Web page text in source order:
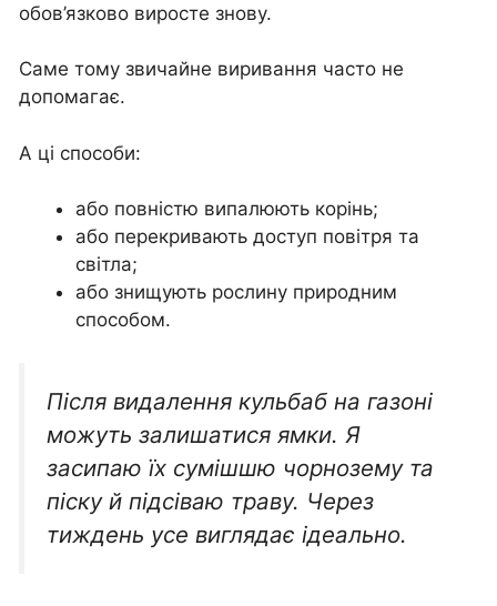
обов’язково виросте знову.
Саме тому звичайне виривання часто не
допомагає.
А ці способи:
або повністю випалюють корінь;
або перекривають доступ повітря та
світла;
або знищують рослину природним
способом.
Після видалення кульбаб на газоні
можуть залишатися ямки. Я
засипаю їх сумішшю чорнозему та
піску й підсіваю траву. Через
тиждень усе виглядає ідеально.